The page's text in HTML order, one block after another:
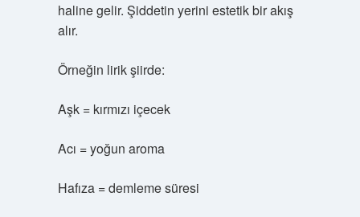
haline gelir. Şiddetin yerini estetik bir akış
alır.
Örneğin lirik şiirde:
Aşk = kırmızı içecek
Acı = yoğun aroma
Hafıza = demleme süresi